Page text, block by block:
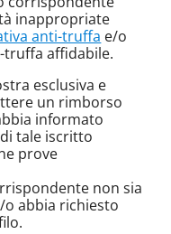
inappropriate
anti-truffa e/o
affidabile.
esclusiva e
un rimborso
informato
tale iscritto
prove
non sia
abbia richiesto